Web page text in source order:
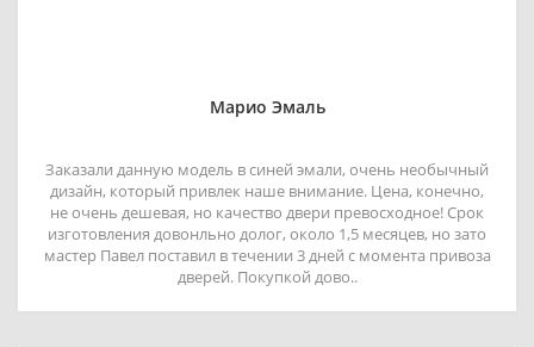
Марио Эмаль
Заказали данную модель в синей эмали, очень необычный
дизайн, который привлек наше внимание. Цена, конечно,
не очень дешевая, но качество двери превосходное! Срок
изготовления довонльно долог, около 1,5 месяцев, но зато
мастер Павел поставил в течении 3 дней с момента привоза
дверей. Покупкой дово..